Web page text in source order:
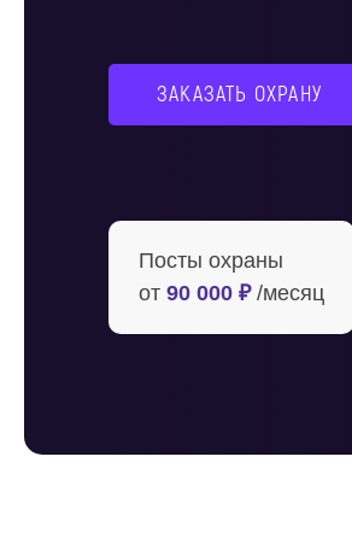
ЗАКАЗАТЬ ОХРАНУ
Посты охраны
от 90 000 ₽/месяц